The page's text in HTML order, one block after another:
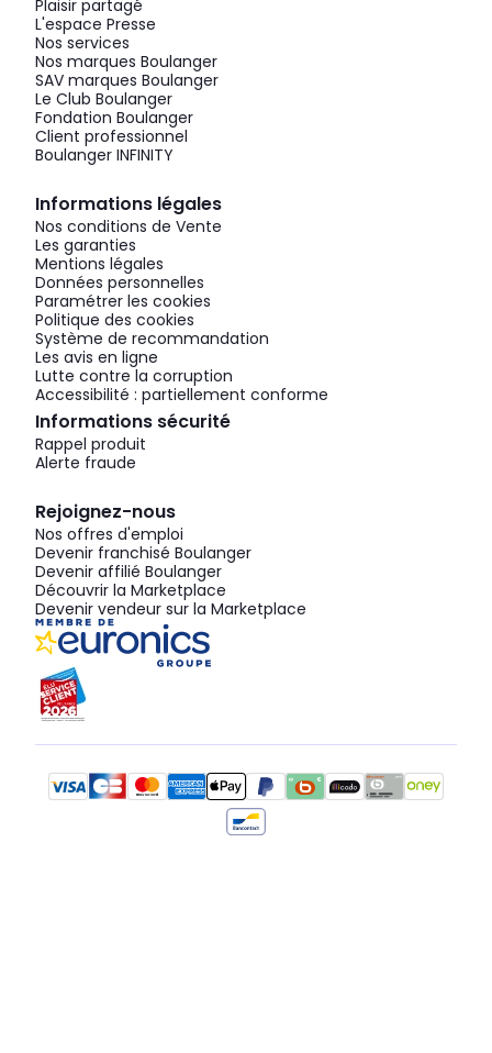
Plaisir partagé
L'espace Presse
Nos services
Nos marques Boulanger
SAV marques Boulanger
Le Club Boulanger
Fondation Boulanger
Client professionnel
Boulanger INFINITY
Informations légales
Nos conditions de Vente
Les garanties
Mentions légales
Données personnelles
Paramétrer les cookies
Politique des cookies
Système de recommandation
Les avis en ligne
Lutte contre la corruption
Accessibilité : partiellement conforme
Informations sécurité
Rappel produit
Alerte fraude
Rejoignez-nous
Nos offres d'emploi
Devenir franchisé Boulanger
Devenir affilié Boulanger
Découvrir la Marketplace
Devenir vendeur sur la Marketplace